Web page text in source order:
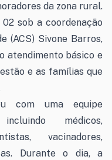
da zona rural.
sob a coordenação
(ACS) Sivone Barros,
atendimento básico e
e as famílias que
com uma equipe
médicos,
vacinadores,
Durante o dia, a